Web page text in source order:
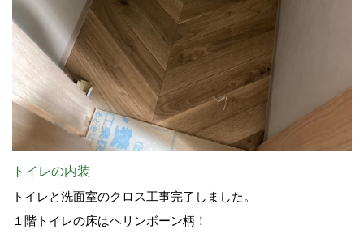
トイレの内装
トイレと洗面室のクロス工事完了しました。
１階トイレの床はヘリンボーン柄！